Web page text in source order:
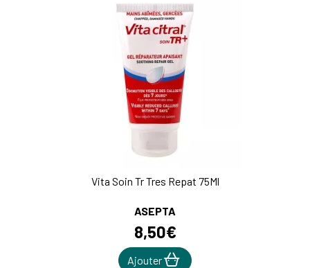
Vita Soin Tr Tres Repat 75Ml
ASEPTA
8,50€
Ajouter